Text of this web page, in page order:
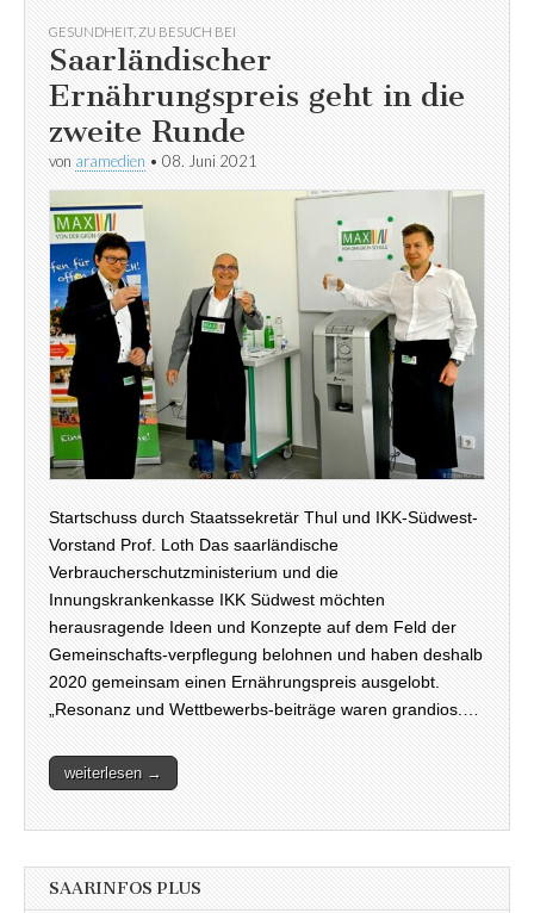
GESUNDHEIT, ZU BESUCH BEI
Saarländischer
Ernährungspreis geht in die
zweite Runde
von aramedien • 08. Juni 2021
Startschuss durch Staatssekretär Thul und IKK-Südwest-
Vorstand Prof. Loth Das saarländische
Verbraucherschutzministerium und die
Innungskrankenkasse IKK Südwest möchten
herausragende Ideen und Konzepte auf dem Feld der
Gemeinschafts-verpflegung belohnen und haben deshalb
2020 gemeinsam einen Ernährungspreis ausgelobt.
„Resonanz und Wettbewerbs-beiträge waren grandios.…
weiterlesen →
SAARINFOS PLUS